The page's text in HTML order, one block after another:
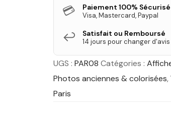
1934
💳 Paiement 100% Sécurisé
Visa, Mastercard, Paypal
↩️ Satisfait ou Remboursé
14 jours pour changer d'avis
UGS : PAR08 Catégories :
Photos anciennes & colorisées,
Paris